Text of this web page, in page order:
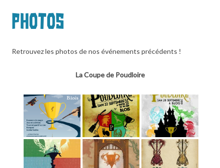
Photos
Retrouvez les photos de nos événements précédents !
La Coupe de Poudloire